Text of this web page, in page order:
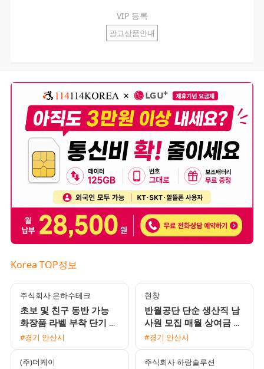
VIP 등록
광고상품안내
Korea TOP정보
주식회사 은하수테크
초보 및 친구 동반 가능
화장품 라벨 부착 단기 장
기 사원 모집
#경기 안산시
현창
반월공단 단순 생산직 남
사원 모집 매월 상여금 지
급 및 삼시세끼 제공
#경기 안산시
(주)더케이 주식회사 하랑솔루션